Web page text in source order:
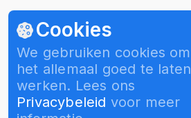
Cookies
We gebruiken cookies om
het allemaal goed te laten
werken. Lees ons
Privacybeleid voor meer
Krijg product updates